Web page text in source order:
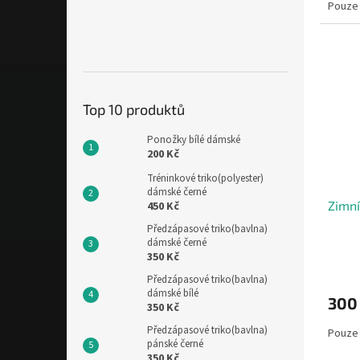
Top 10 produktů
Ponožky bílé dámské
200 Kč
Tréninkové triko(polyester)
dámské černé
450 Kč
Předzápasové triko(bavlna)
dámské černé
350 Kč
Předzápasové triko(bavlna)
dámské bílé
350 Kč
Předzápasové triko(bavlna)
pánské černé
300